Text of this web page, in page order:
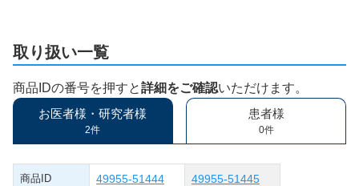
取り扱い一覧
商品IDの番号を押すと詳細をご確認いただけます。
お医者様・研究者様
2件
患者様
0件
商品ID 49955-51444 49955-51445